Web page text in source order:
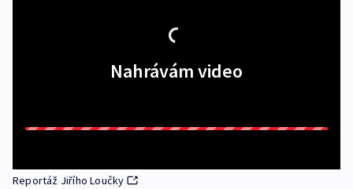
Nahrávám video
Reportáž Jiřího Loučky